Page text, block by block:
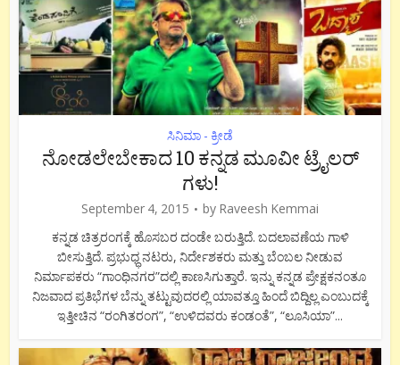
ಸಿನಿಮಾ - ಕ್ರೀಡೆ
ನೋಡಲೇಬೇಕಾದ 10 ಕನ್ನಡ ಮೂವೀ ಟ್ರೈಲರ್
ಗಳು!
September 4, 2015 by Raveesh Kemmai
ಕನ್ನಡ ಚಿತ್ರರಂಗಕ್ಕೆ ಹೊಸಬರ ದಂಡೇ ಬರುತ್ತಿದೆ. ಬದಲಾವಣೆಯ ಗಾಳಿ
ಬೀಸುತ್ತಿದೆ. ಪ್ರಭುಧ್ಧ ನಟರು, ನಿರ್ದೇಶಕರು ಮತ್ತು ಬೆಂಬಲ ನೀಡುವ
ನಿರ್ಮಾಪಕರು “ಗಾಂಧಿನಗರ”ದಲ್ಲಿ ಕಾಣಸಿಗುತ್ತಾರೆ. ಇನ್ನು ಕನ್ನಡ ಪ್ರೇಕ್ಷಕನಂತೂ
ನಿಜವಾದ ಪ್ರತಿಭೆಗಳ ಬೆನ್ನು ತಟ್ಟುವುದರಲ್ಲಿ ಯಾವತ್ತೂ ಹಿಂದೆ ಬಿದ್ದಿಲ್ಲ ಎಂಬುದಕ್ಕೆ
ಇತ್ತೀಚಿನ “ರಂಗಿತರಂಗ”, “ಉಳಿದವರು ಕಂಡಂತೆ”, “ಲೂಸಿಯಾ”...